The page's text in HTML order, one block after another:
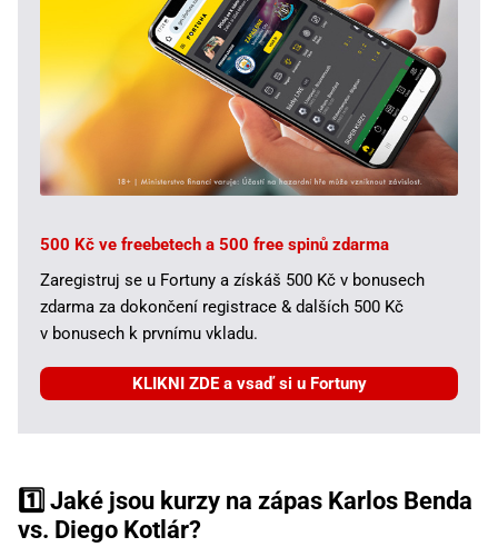
500 Kč ve freebetech a 500 free spinů zdarma
Zaregistruj se u Fortuny a získáš 500 Kč v bonusech
zdarma za dokončení registrace & dalších 500 Kč
v bonusech k prvnímu vkladu.
KLIKNI ZDE a vsaď si u Fortuny
1️⃣ Jaké jsou kurzy na zápas Karlos Benda
vs. Diego Kotlár?